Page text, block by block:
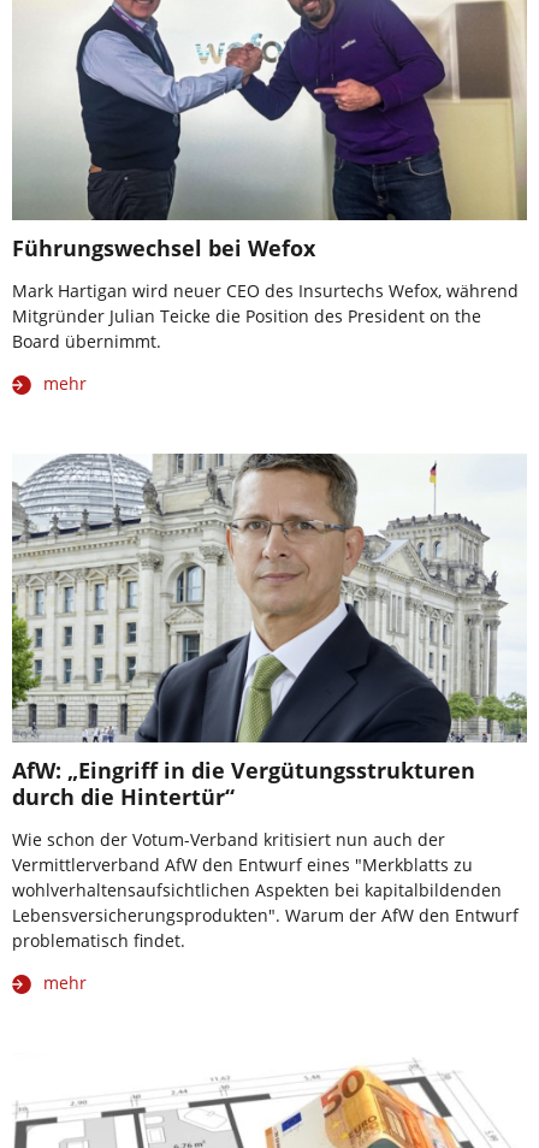
Führungswechsel bei Wefox
Mark Hartigan wird neuer CEO des Insurtechs Wefox, während
Mitgründer Julian Teicke die Position des President on the
Board übernimmt.
mehr
AfW: „Eingriff in die Vergütungsstrukturen
durch die Hintertür“
Wie schon der Votum-Verband kritisiert nun auch der
Vermittlerverband AfW den Entwurf eines "Merkblatts zu
wohlverhaltensaufsichtlichen Aspekten bei kapitalbildenden
Lebensversicherungsprodukten". Warum der AfW den Entwurf
problematisch findet.
mehr